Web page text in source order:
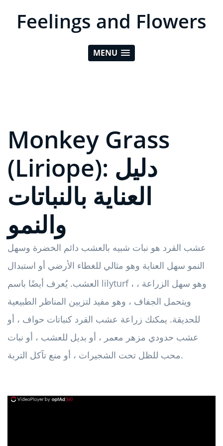
Feelings and Flowers
MENU
Monkey Grass
(Liriope): دليل
العناية بالنباتات
والنمو
عشب القرد هو نبات شبيه بالعشب دائم الخضرة وسهل
النمو سهل العناية وهو مثالي للغطاء الأرضي أو استبدال
العشب. يُعرف أيضًا باسم lilyturf ، وهو سهل الزراعة ،
ويتحمل الجفاف ، وهو مفيد لتزيين المناظر الطبيعية
للحديقة. يمكنك زراعة عشب القرد كنباتات حواف ، أو
عشب حدودي مزهر معمر ، أو بديل للعشب ، أو نبات
محب للظل تحت الشجيرات ، أو منع تآكل التربة.